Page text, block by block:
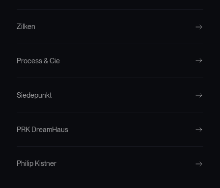
Zilken
Process & Cie
Siedepunkt
PRK DreamHaus
Philip Kistner